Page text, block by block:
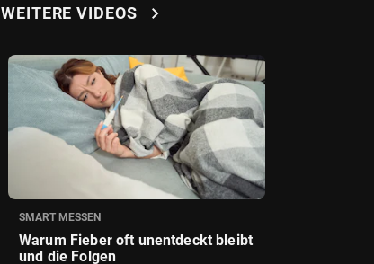
WEITERE VIDEOS chevron_right
SMART MESSEN
Warum Fieber oft unentdeckt bleibt
und die Folgen